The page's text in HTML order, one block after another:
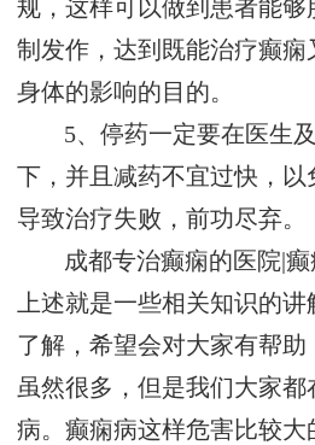
规，这样可以做到患者能
制发作，达到既能治疗癫
身体的影响的目的。
5、停药一定要在医生
下，并且减药不宜过快，
导致治疗失败，前功尽弃。
成都专治癫痫的医院|
上述就是一些相关知识的
了解，希望会对大家有帮
虽然很多，但是我们大家
病。癫痫病这样危害比较